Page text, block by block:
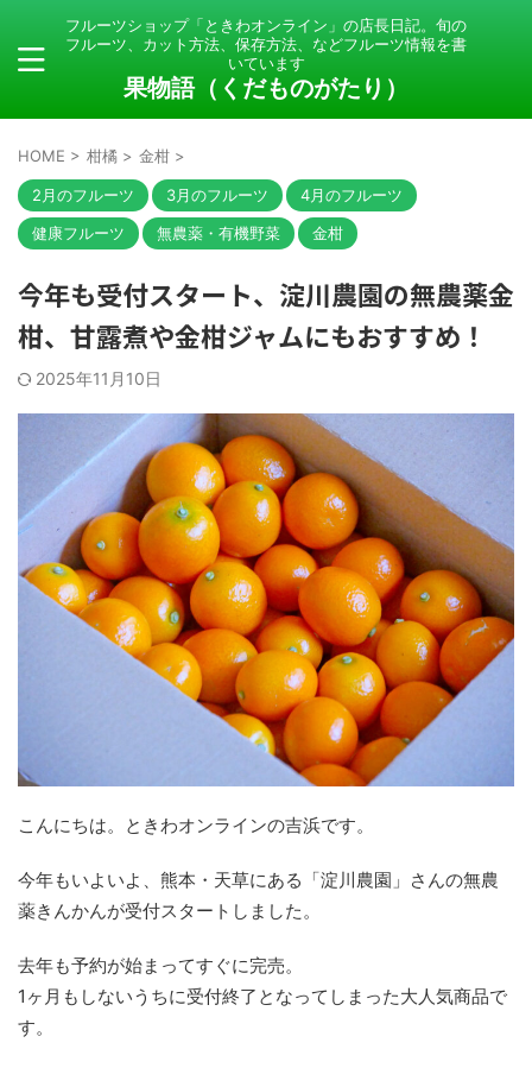
フルーツショップ「ときわオンライン」の店長日記。旬の
フルーツ、カット方法、保存方法、などフルーツ情報を書
いています
果物語（くだものがたり）
HOME > 柑橘 > 金柑 >
2月のフルーツ 3月のフルーツ
4月のフルーツ
健康フルーツ
無農薬・有機野菜 金柑
今年も受付スタート、淀川農園の無農薬金
柑、甘露煮や金柑ジャムにもおすすめ！
2025年11月10日
こんにちは。ときわオンラインの吉浜です。
今年もいよいよ、熊本・天草にある「淀川農園」さんの無農
薬きんかんが受付スタートしました。
去年も予約が始まってすぐに完売。
1ヶ月もしないうちに受付終了となってしまった大人気商品で
す。